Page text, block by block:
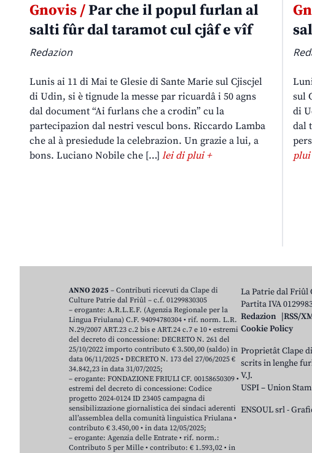
Gnovis /Par che il popul furlan al
salti fûr dal taramot cul cjâf e vîf
Redazion
Lunis ai 11 di Mai te Glesie di Sante Marie sul Cjiscjel
di Udin, si è tignude la messe par ricuardâ i 50 agns
dal document “Ai furlans che a crodin” cu la
partecipazion dal nestri vescul bons. Riccardo Lamba
che al à presiedude la celebrazion. Un grazie a lui, a
bons. Luciano Nobile che […] lei di plui +
sul
di
dal
plui
La Patrie dal
Partita IVA
Redazion
RSS/
Cookie Policy
Proprietât Clape
scrits in lenghe
V.J.
USPI – Union
ENSOUL srl-
ANNO 2025 – Contributi ricevuti da Clape di
Culture Patrie dal Friûl – c.f. 01299830305
– erogante: A.R.L.E.F. (Agenzia Regionale per la
Lingua Friulana) C.F. 94094780304 • rif. norm. L.R.
N.29/2007 ART.23 c.2 bis e ART.24 c.7 e 10 • estremi
del decreto di concessione: DECRETO N. 261 del
25/10/2022 importo contributo € 3.500,00 (saldo) in
data 06/11/2025 • DECRETO N. 173 del 27/06/2025 €
34.842,23 in data 31/07/2025;
– erogante: FONDAZIONE FRIULI CF. 00158650309 •
estremi del decreto di concessione: Codice
progetto 2024-0124 ID 23405 campagna di
sensibilizzazione giornalistica dei sindaci aderenti
all’assemblea della comunità linguistica Friulana •
contributo € 3.450,00 • in data 12/05/2025;
– erogante: Agenzia delle Entrate • rif. norm.:
Contributo 5 per Mille • contributo: € 1.593,02 • in